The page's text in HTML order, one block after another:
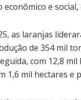
econômico e
as laranjas
de 354 mil
com 12,8
1,6 mil hectares e